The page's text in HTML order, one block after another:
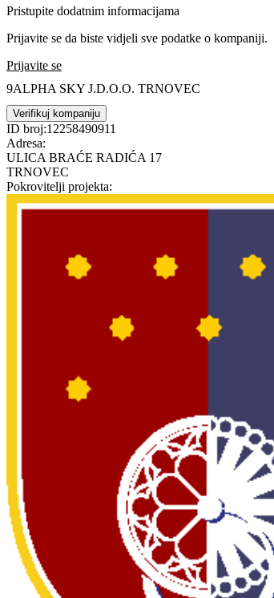
Pristupite dodatnim informacijama
Prijavite se da biste vidjeli sve podatke o kompaniji.
Prijavite se
9ALPHA SKY J.D.O.O. TRNOVEC
Verifikuj kompaniju
ID broj:12258490911
Adresa:
ULICA BRAĆE RADIĆA 17
TRNOVEC
Pokrovitelji projekta: